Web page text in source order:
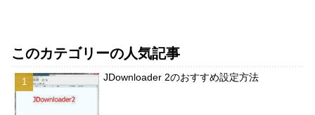
このカテゴリーの人気記事
JDownloader 2のおすすめ設定方法